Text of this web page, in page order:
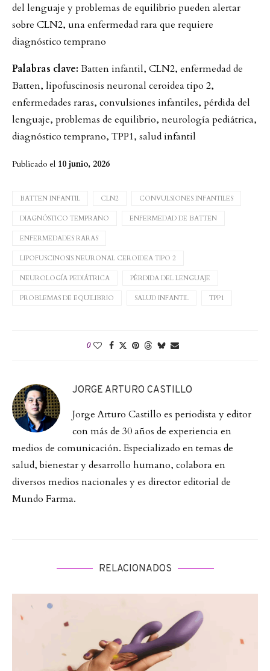
del lenguaje y problemas de equilibrio pueden alertar
sobre CLN2, una enfermedad rara que requiere
diagnóstico temprano
Palabras clave: Batten infantil, CLN2, enfermedad de
Batten, lipofuscinosis neuronal ceroidea tipo 2,
enfermedades raras, convulsiones infantiles, pérdida del
lenguaje, problemas de equilibrio, neurología pediátrica,
diagnóstico temprano, TPP1, salud infantil
Publicado el 10 junio, 2026
BATTEN INFANTIL CLN2 CONVULSIONES INFANTILES
DIAGNÓSTICO TEMPRANO ENFERMEDAD DE BATTEN
ENFERMEDADES RARAS
LIPOFUSCINOSIS NEURONAL CEROIDEA TIPO 2
NEUROLOGÍA PEDIÁTRICA PÉRDIDA DEL LENGUAJE
PROBLEMAS DE EQUILIBRIO SALUD INFANTIL TPP1
0
JORGE ARTURO CASTILLO
Jorge Arturo Castillo es periodista y editor
con más de 30 años de experiencia en
medios de comunicación. Especializado en temas de
salud, bienestar y desarrollo humano, colabora en
diversos medios nacionales y es director editorial de
Mundo Farma.
RELACIONADOS